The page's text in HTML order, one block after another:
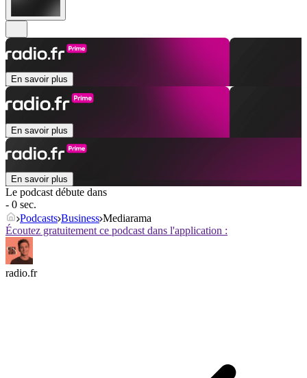
En savoir plus
En savoir plus
En savoir plus
Le podcast débute dans
- 0 sec.
Podcasts Business Mediarama
Écoutez gratuitement ce podcast dans l'application :
radio.fr